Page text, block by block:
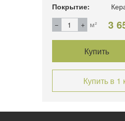
Покрытие:
м²
3
Купить
Купить в 1